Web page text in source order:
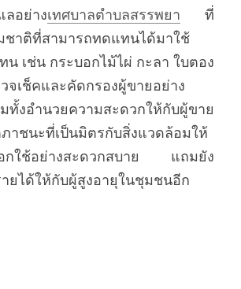
ลอย่างเทศบาลตำบลสรรพยา ที่
ชาติที่สามารถทดแทนได้มาใช้
น เช่น กระบอกไม้ไผ่ กะลา ใบตอง
จเช็คและคัดกรองผู้ขายอย่าง
งอำนวยความสะดวกให้กับผู้ขาย
าชนะที่เป็นมิตรกับสิ่งแวดล้อมให้
อกใช้อย่างสะดวกสบาย แถมยัง
ายได้ให้กับผู้สูงอายุในชุมชนอีก